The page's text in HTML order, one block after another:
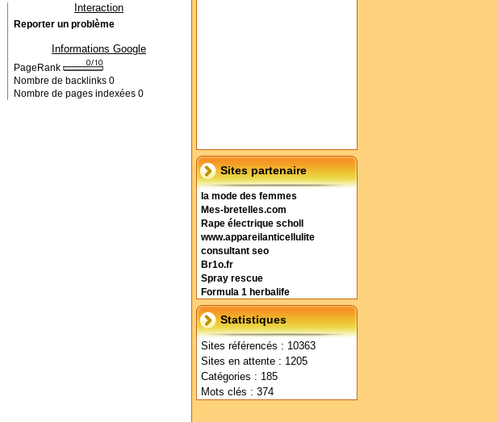
Sites partenaire
la mode des femmes
Mes-bretelles.com
Rape électrique scholl
www.appareilanticellulite
consultant seo
Br1o.fr
Spray rescue
Formula 1 herbalife
Statistiques
Sites référencés : 10363
Sites en attente : 1205
Catégories : 185
Mots clés : 374
Interaction
Reporter un problème
Informations Google
PageRank
Nombre de backlinks 0
Nombre de pages indexées 0